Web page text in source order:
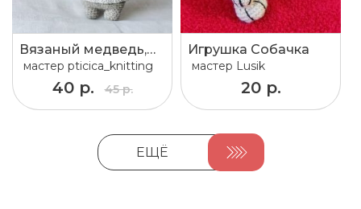
Вязаный медведь,мягкая игрушка, бурый мишка, подарок малышам, игрушка-сплюшка
мастер pticica_knitting
40 р. 45 р.
Игрушка Собачка
мастер Lusik
20 р.
ЕЩЁ